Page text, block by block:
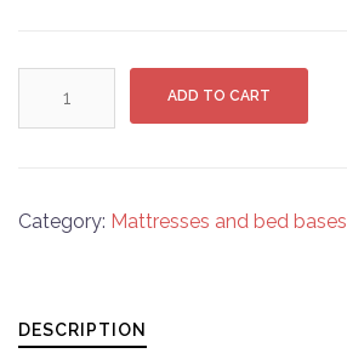
Matratzenschoner
Wasserundurchlässige
Bambusfaser
ADD TO CART
Category: Mattresses and bed bases
DESCRIPTION